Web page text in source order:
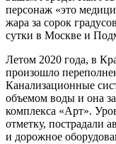
персонаж «это
жара за сорок
сутки в Москве и
Летом 2020 года, в
произошло
Канализационные
объемом воды и она
комплекса «Арт».
отметку, пострадали
и дорожное